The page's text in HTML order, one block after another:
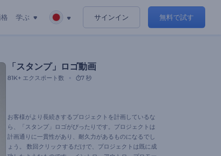
学ぶ サインイン 無料で試す
「スタンプ」ロゴ動画
81K+ エクスポート数 7 秒
お客様がより長続きするプロジェクトを計画しているな
ら、「スタンプ」ロゴがぴったりです。プロジェクトは
計画通りに一貫性があり、耐久力があるものになるでし
ょう。 数回クリックするだけで、プロジェクトは既に成